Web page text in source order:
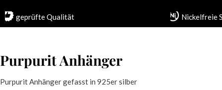
geprüfte Qualität Nickelfreie
Purpurit Anhänger
Purpurit Anhänger gefasst in 925er silber